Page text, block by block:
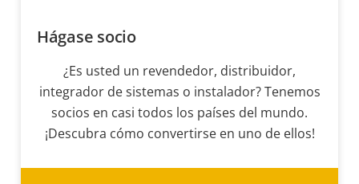
Hágase socio
¿Es usted un revendedor, distribuidor,
integrador de sistemas o instalador? Tenemos
socios en casi todos los países del mundo.
¡Descubra cómo convertirse en uno de ellos!